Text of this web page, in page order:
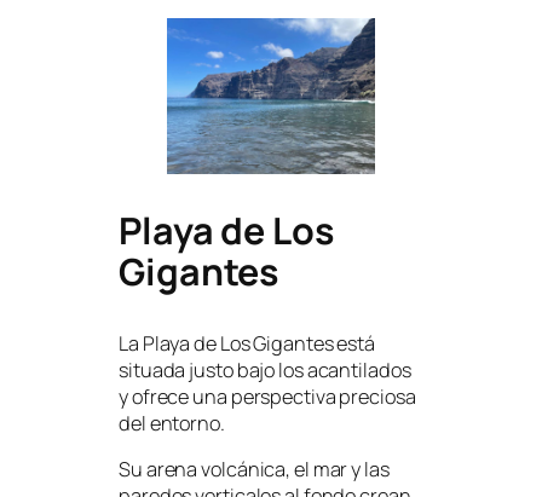
Playa de Los
Gigantes
La Playa de Los Gigantes está
situada justo bajo los acantilados
y ofrece una perspectiva preciosa
del entorno.
Su arena volcánica, el mar y las